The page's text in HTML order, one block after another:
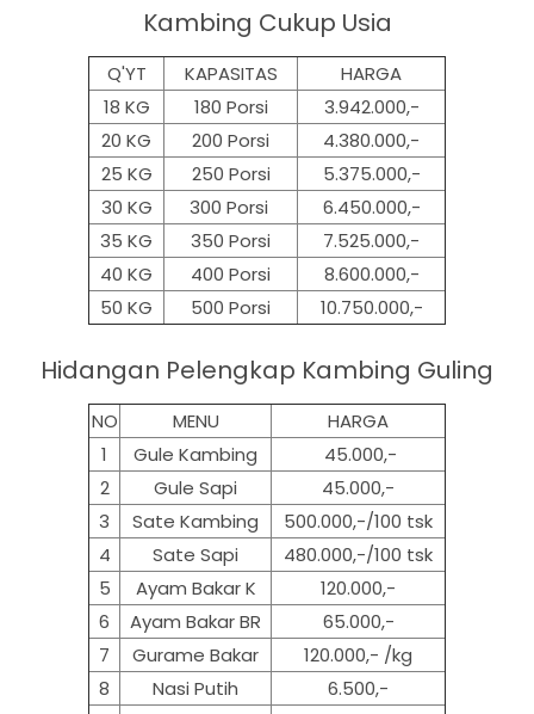
Kambing Cukup Usia
Q'YT KAPASITAS
HARGA
18 KG
180 Porsi
3.942.000,-
20 KG
200 Porsi
4.380.000,-
25 KG
250 Porsi
5.375.000,-
30 KG
300 Porsi
6.450.000,-
35 KG
350 Porsi
7.525.000,-
40 KG
400 Porsi
8.600.000,-
50 KG
500 Porsi 10.750.000,-
Hidangan Pelengkap Kambing Guling
NO MENU
HARGA
1
Gule Kambing
45.000,-
2
Gule Sapi
45.000,-
3
Sate Kambing
500.000,-/100 tsk
4
Sate Sapi
480.000,-/100 tsk
5
Ayam Bakar K
120.000,-
6
Ayam Bakar BR
65.000,-
7
Gurame Bakar
120.000,- /kg
8
Nasi Putih
6.500,-